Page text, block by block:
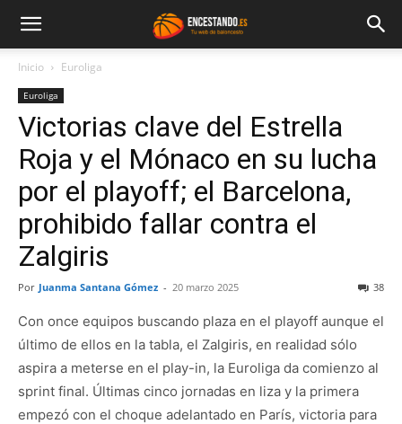
Inicio Euroliga
Euroliga
Victorias clave del Estrella
Roja y el Mónaco en su lucha
por el playoff; el Barcelona,
prohibido fallar contra el
Zalgiris
Por Juanma Santana Gómez - 20 marzo 2025 38
Con once equipos buscando plaza en el playoff aunque el
último de ellos en la tabla, el Zalgiris, en realidad sólo
aspira a meterse en el play-in, la Euroliga da comienzo al
sprint final. Últimas cinco jornadas en liza y la primera
empezó con el choque adelantado en París, victoria para